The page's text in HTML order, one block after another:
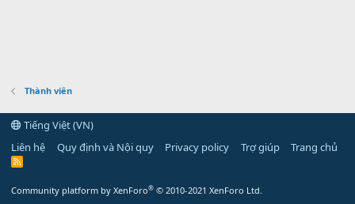
Thành viên
Tiếng Việt (VN)
Liên hệ
Quy định và Nội quy Privacy policy Trợ giúp Trang chủ
R
Community platform by XenForo® © 2010-2021 XenForo Ltd.